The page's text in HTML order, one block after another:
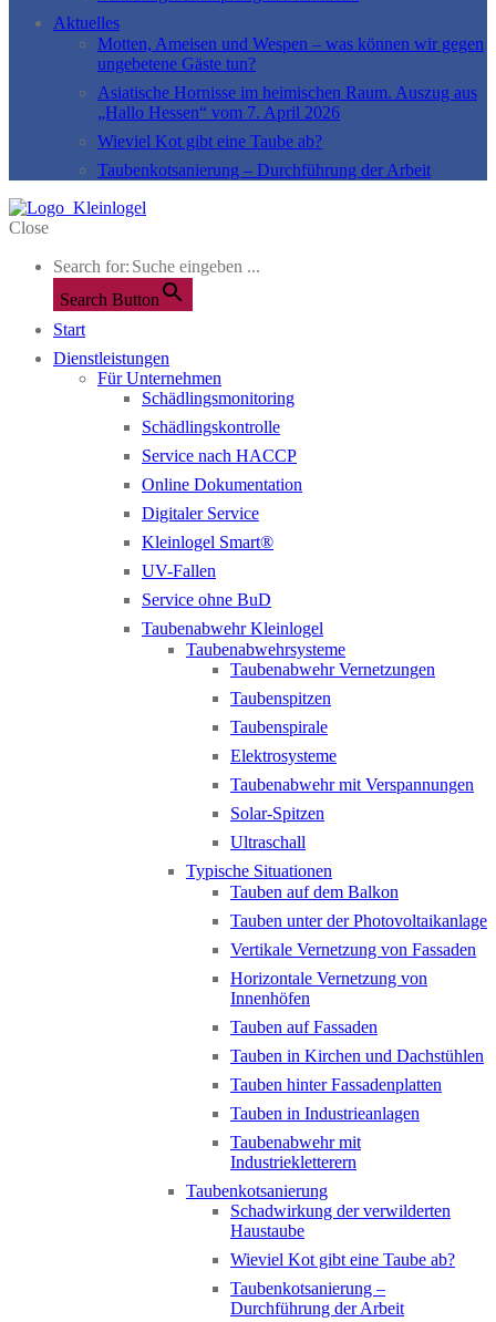
Aktuelles
Motten, Ameisen und Wespen – was können wir gegen
ungebetene Gäste tun?
Asiatische Hornisse im heimischen Raum. Auszug aus
„Hallo Hessen“ vom 7. April 2026
Wieviel Kot gibt eine Taube ab?
Taubenkotsanierung – Durchführung der Arbeit
Close
Search for:
Search Button
Start
Dienstleistungen
Für Unternehmen
Schädlingsmonitoring
Schädlingskontrolle
Service nach HACCP
Online Dokumentation
Digitaler Service
Kleinlogel Smart®
UV-Fallen
Service ohne BuD
Taubenabwehr Kleinlogel
Taubenabwehrsysteme
Taubenabwehr Vernetzungen
Taubenspitzen
Taubenspirale
Elektrosysteme
Taubenabwehr mit Verspannungen
Solar-Spitzen
Ultraschall
Typische Situationen
Tauben auf dem Balkon
Tauben unter der Photovoltaikanlage
Vertikale Vernetzung von Fassaden
Horizontale Vernetzung von
Innenhöfen
Tauben auf Fassaden
Tauben in Kirchen und Dachstühlen
Tauben hinter Fassadenplatten
Tauben in Industrieanlagen
Taubenabwehr mit
Industriekletterern
Taubenkotsanierung
Schadwirkung der verwilderten
Haustaube
Wieviel Kot gibt eine Taube ab?
Taubenkotsanierung –
Durchführung der Arbeit